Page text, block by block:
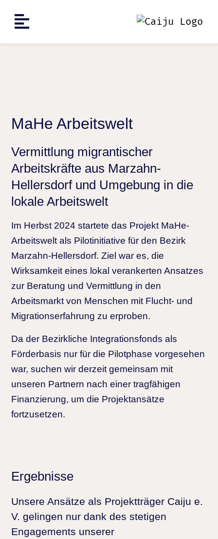
MaHe Arbeitswelt
Vermittlung migrantischer
Arbeitskräfte aus Marzahn-
Hellersdorf und Umgebung in die
lokale Arbeitswelt
Im Herbst 2024 startete das Projekt MaHe-
Arbeitswelt als Pilotinitiative für den Bezirk
Marzahn-Hellersdorf. Ziel war es, die
Wirksamkeit eines lokal verankerten Ansatzes
zur Beratung und Vermittlung in den
Arbeitsmarkt von Menschen mit Flucht- und
Migrationserfahrung zu erproben.
Da der Bezirkliche Integrationsfonds als
Förderbasis nur für die Pilotphase vorgesehen
war, suchen wir derzeit gemeinsam mit
unseren Partnern nach einer tragfähigen
Finanzierung, um die Projektansätze
fortzusetzen.
Ergebnisse
Unsere Ansätze als Projektträger Caiju e.
V. gelingen nur dank des stetigen
Engagements unserer